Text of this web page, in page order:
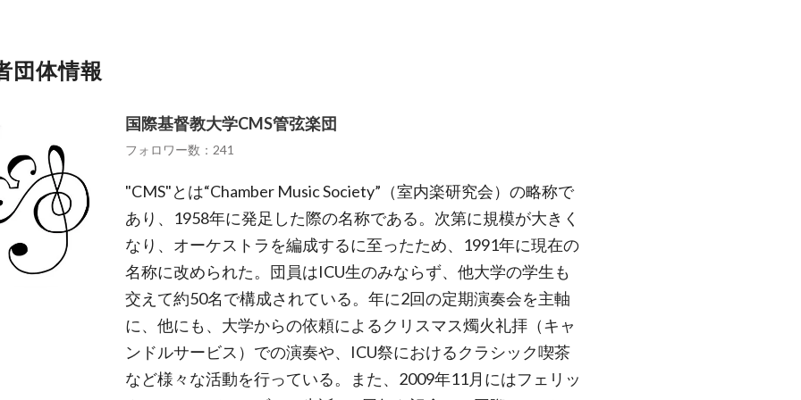
団体情報
国際基督教大学CMS管弦楽団
フォロワー数：241
"CMS"とは“Chamber Music Society”（室内楽研究会）の略称で
あり、1958年に発足した際の名称である。次第に規模が大きく
なり、オーケストラを編成するに至ったため、1991年に現在の
名称に改められた。団員はICU生のみならず、他大学の学生も
交えて約50名で構成されている。年に2回の定期演奏会を主軸
に、他にも、大学からの依頼によるクリスマス燭火礼拝（キャ
ンドルサービス）での演奏や、ICU祭におけるクラシック喫茶
など様々な活動を行っている。また、2009年11月にはフェリッ